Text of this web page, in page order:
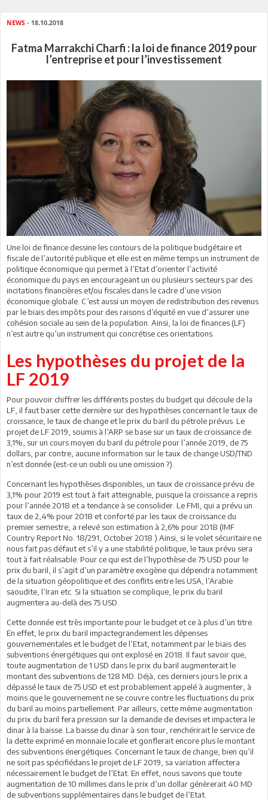
NEWS - 18.10.2018
Fatma Marrakchi Charfi : la loi de finance 2019 pour
l’entreprise et pour l’investissement
Une loi de finance dessine les contours de la politique budgétaire et
fiscale de l’autorité publique et elle est en même temps un instrument de
politique économique qui permet à l’Etat d’orienter l’activité
économique du pays en encourageant un ou plusieurs secteurs par des
incitations financières et/ou fiscales dans le cadre d’une vision
économique globale. C’est aussi un moyen de redistribution des revenus
par le biais des impôts pour des raisons d’équité en vue d’assurer une
cohésion sociale au sein de la population. Ainsi, la loi de finances (LF)
n’est autre qu’un instrument qui concrétise ces orientations.
Les hypothèses du projet de la
LF 2019
Pour pouvoir chiffrer les différents postes du budget qui découle de la
LF, il faut baser cette dernière sur des hypothèses concernant le taux de
croissance, le taux de change et le prix du baril du pétrole prévus. Le
projet de LF 2019, soumis à l’ARP se base sur un taux de croissance de
3,1%, sur un cours moyen du baril du pétrole pour l’année 2019, de 75
dollars, par contre, aucune information sur le taux de change USD/TND
n’est donnée (est-ce un oubli ou une omission ?).
Concernant les hypothèses disponibles, un taux de croissance prévu de
3,1% pour 2019 est tout à fait atteignable, puisque la croissance a repris
pour l’année 2018 et a tendance à se consolider. Le FMI, qui a prévu un
taux de 2,4% pour 2018 et conforté par les taux de croissance du
premier semestre, a relevé son estimation à 2,6% pour 2018 (IMF
Country Report No. 18/291, October 2018 ).Ainsi, si le volet sécuritaire ne
nous fait pas défaut et s’il y a une stabilité politique, le taux prévu sera
tout à fait réalisable. Pour ce qui est de l’hypothèse de 75 USD pour le
prix du baril, il s’agit d’un paramètre exogène qui dépendra notamment
de la situation géopolitique et des conflits entre les USA, l’Arabie
saoudite, l’Iran etc. Si la situation se complique, le prix du baril
augmentera au-delà des 75 USD.
Cette donnée est très importante pour le budget et ce à plus d’un titre.
En effet, le prix du baril impactegrandement les dépenses
gouvernementales et le budget de l’Etat, notamment par le biais des
subventions énergétiques qui ont explosé en 2018. Il faut savoir que,
toute augmentation de 1 USD dans le prix du baril augmenterait le
montant des subventions de 128 MD. Déjà, ces derniers jours le prix a
dépassé le taux de 75 USD et est probablement appelé à augmenter, à
moins que le gouvernement ne se couvre contre les fluctuations du prix
du baril au moins partiellement. Par ailleurs, cette même augmentation
du prix du baril fera pression sur la demande de devises et impactera le
dinar à la baisse. La baisse du dinar à son tour, renchérirait le service de
la dette exprimé en monnaie locale et gonflerait encore plus le montant
des subventions énergétiques. Concernant le taux de change, bien qu’il
ne soit pas spécifiédans le projet de LF 2019, sa variation affectera
nécessairement le budget de l’Etat. En effet, nous savons que toute
augmentation de 10 millimes dans le prix d’un dollar génèrerait 40 MD
de subventions supplémentaires dans le budget de l’Etat.